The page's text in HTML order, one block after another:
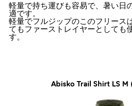
軽量で持ち運びも容易で、暑い日
適です。
軽量でフルジップのこのフリース
てもファーストレイヤーとしても
す。
Abisko Trail Shirt LS M